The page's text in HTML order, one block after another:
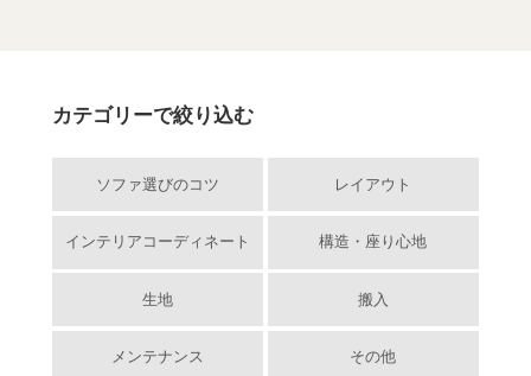
カテゴリーで絞り込む
ソファ選びのコツ レイアウト
インテリアコーディネート 構造・座り心地
生地 搬入
メンテナンス その他